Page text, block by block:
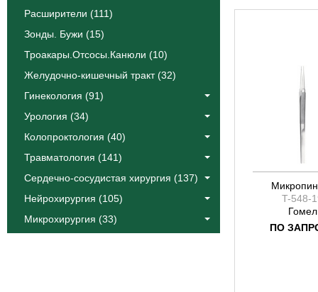
Расширители (111)
Зонды. Бужи (15)
Троакары.Отсосы.Канюли (10)
Желудочно-кишечный тракт (32)
Гинекология (91)
Урология (34)
Колопроктология (40)
Травматология (141)
Сердечно-сосудистая хирургия (137)
Нейрохирургия (105)
Микрохирургия (33)
T-548-
Гомел
ПО